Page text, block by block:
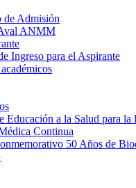
de Admisión
ANMM
Ingreso para el Aspirante
Educación a la Salud para la
Continua
50 Años de